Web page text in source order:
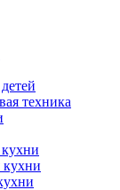
техника
кухни